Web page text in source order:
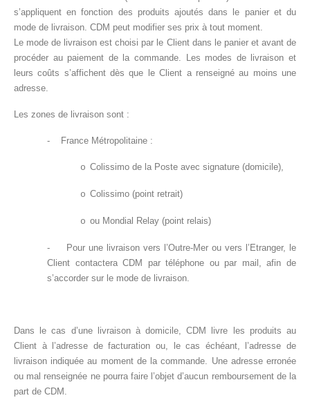
s’appliquent en fonction des produits ajoutés dans le panier et du
mode de livraison. CDM peut modifier ses prix à tout moment.
Le mode de livraison est choisi par le Client dans le panier et avant de
procéder au paiement de la commande. Les modes de livraison et
leurs coûts s’affichent dès que le Client a renseigné au moins une
adresse.
Les zones de livraison sont :
- France Métropolitaine :
o Colissimo de la Poste avec signature (domicile),
o Colissimo (point retrait)
o ou Mondial Relay (point relais)
-
Pour une livraison vers l’Outre-Mer ou vers l’Etranger, le
Client contactera CDM par téléphone ou par mail, afin de
s’accorder sur le mode de livraison.
Dans le cas d’une livraison à domicile, CDM livre les produits au
Client à l’adresse de facturation ou, le cas échéant, l’adresse de
livraison indiquée au moment de la commande. Une adresse erronée
ou mal renseignée ne pourra faire l’objet d’aucun remboursement de la
part de CDM.